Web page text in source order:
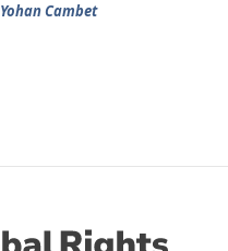
Yohan Cambet